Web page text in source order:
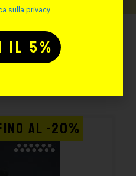
AL -20%
sulla privacy